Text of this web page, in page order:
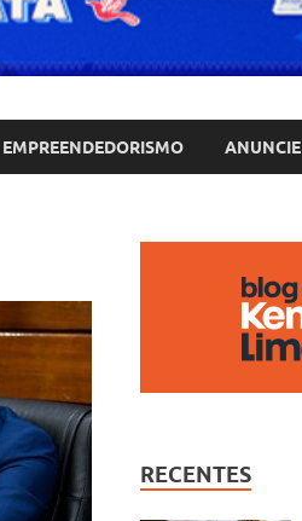
EMPREENDEDORISMO ANUNCIE
RECENTES